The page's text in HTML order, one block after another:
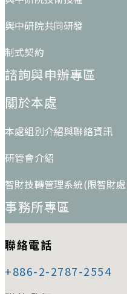
與中研院共同研發
制式契約
諮詢與申辦專區
關於本處
本處組別介紹與聯絡資訊
研管會介紹
智財技轉管理系統(限智財
事務所專區
聯絡電話
+886-2-2787-2554